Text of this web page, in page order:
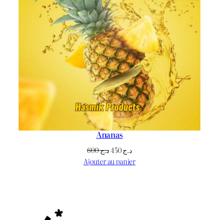
Ananas
د.ج600
Le
prix
د.ج450
Le
prix
Ajouter au panier